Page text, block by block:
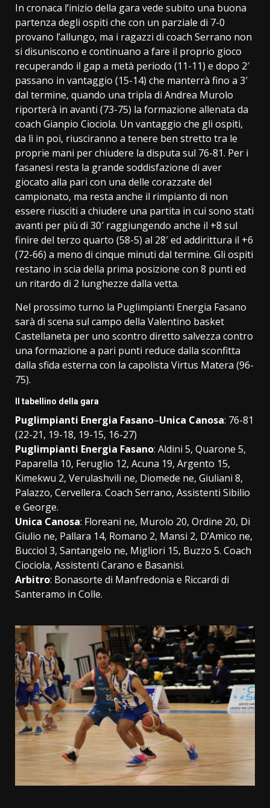
In cronaca l’inizio della gara vede subito una buona
partenza degli ospiti che con un parziale di 7-0
provano l’allungo, ma i ragazzi di coach Serrano non
si disuniscono e continuano a fare il proprio gioco
recuperando il gap a metà periodo (11-11) e dopo 2′
passano in vantaggio (15-14) che manterrà fino a 3′
dal termine, quando una tripla di Andrea Murolo
riporterà in avanti (73-75) la formazione allenata da
coach Gianpio Ciociola. Un vantaggio che gli ospiti,
da lì in poi, riusciranno a tenere ben stretto tra le
proprie mani per chiudere la disputa sul 76-81. Per i
fasanesi resta la grande soddisfazione di aver
giocato alla pari con una delle corazzate del
campionato, ma resta anche il rimpianto di non
essere riusciti a chiudere una partita in cui sono stati
avanti per più di 30′ raggiungendo anche il +8 sul
finire del terzo quarto (58-5) al 28′ ed addirittura il +6
(72-66) a meno di cinque minuti dal termine. Gli ospiti
restano in scia della prima posizione con 8 punti ed
un ritardo di 2 lunghezze dalla vetta.
Nel prossimo turno la Puglimpianti Energia Fasano
sarà di scena sul campo della Valentino basket
Castellaneta per uno scontro diretto salvezza contro
una formazione a pari punti reduce dalla sconfitta
dalla sfida esterna con la capolista Virtus Matera (96-
75).
Il tabellino della gara
Puglimpianti Energia Fasano–Unica Canosa: 76-81
(22-21, 19-18, 19-15, 16-27)
Puglimpianti Energia Fasano: Aldini 5, Quarone 5,
Paparella 10, Feruglio 12, Acuna 19, Argento 15,
Kimekwu 2, Verulashvili ne, Diomede ne, Giuliani 8,
Palazzo, Cervellera. Coach Serrano, Assistenti Sibilio
e George.
Unica Canosa: Floreani ne, Murolo 20, Ordine 20, Di
Giulio ne, Pallara 14, Romano 2, Mansi 2, D’Amico ne,
Bucciol 3, Santangelo ne, Migliori 15, Buzzo 5. Coach
Ciociola, Assistenti Carano e Basanisi.
Arbitro: Bonasorte di Manfredonia e Riccardi di
Santeramo in Colle.